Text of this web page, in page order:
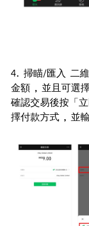
4. 掃瞄/匯入 二
金額 , 並且可選
確認交易後按「
擇付款方式 , 並